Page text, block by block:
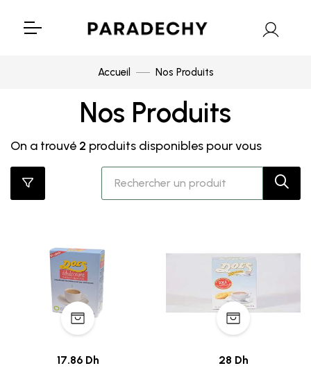
Accueil Nos Produits
Nos Produits
On a trouvé 2 produits disponibles pour vous
17.86 Dh 28 Dh